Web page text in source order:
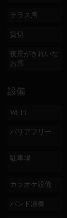
テラス席
貸切
夜景がきれいな
お席
設備
Wi-Fi
バリアフリー
駐車場
カラオケ設備
バンド演奏